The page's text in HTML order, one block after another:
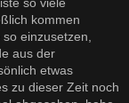
kommen
einzusetzen,
aus der
etwas
zu dieser Zeit noch